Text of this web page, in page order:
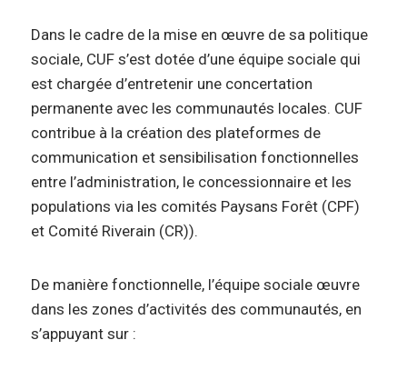
Dans le cadre de la mise en œuvre de sa politique
sociale, CUF s’est dotée d’une équipe sociale qui
est chargée d’entretenir une concertation
permanente avec les communautés locales. CUF
contribue à la création des plateformes de
communication et sensibilisation fonctionnelles
entre l’administration, le concessionnaire et les
populations via les comités Paysans Forêt (CPF)
et Comité Riverain (CR)).
De manière fonctionnelle, l’équipe sociale œuvre
dans les zones d’activités des communautés, en
s’appuyant sur :